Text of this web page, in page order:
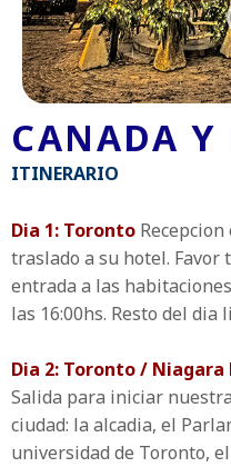
CANADA Y
ITINERARIO
Dia 1: Toronto
traslado a su hotel.
entrada a las
las 16:00hs. Resto del
Dia 2: Toronto / Niagara
Salida para iniciar
ciudad: la alcadia, el
universidad de Toronto,